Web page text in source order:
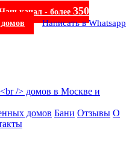
канал - более 350
Написать в Whatsapp
домов Бани Отзывы О